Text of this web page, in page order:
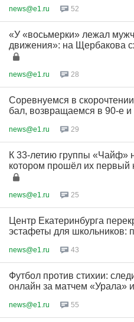
news@e1.ru 52
«У «восьмерки» лежал
движения»: на Щербакова
news@e1.ru 28
Соревнуемся в
бал, возвращаемся в 90-е
news@e1.ru 29
К 33-летию группы «Чайф»
котором прошёл их первый
news@e1.ru 25
Центр Екатеринбурга
эстафеты для школьников:
news@e1.ru 43
Футбол против стихии:
онлайн за матчем «Урала»
news@e1.ru 55